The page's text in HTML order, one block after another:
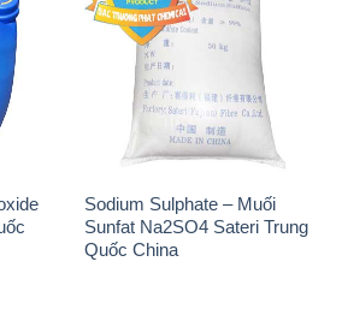
Sodium Sulphate – Muối
Sunfat Na2SO4 Sateri Trung
Quốc China